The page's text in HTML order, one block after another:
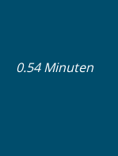
0.54 Minuten